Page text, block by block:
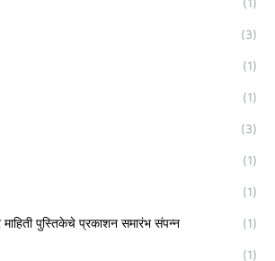
(3)
(1)
(1)
(3)
(1)
(1)
माहिती पुस्तिकेचे प्रकाशन समारंभ संपन्न (1)
(1)